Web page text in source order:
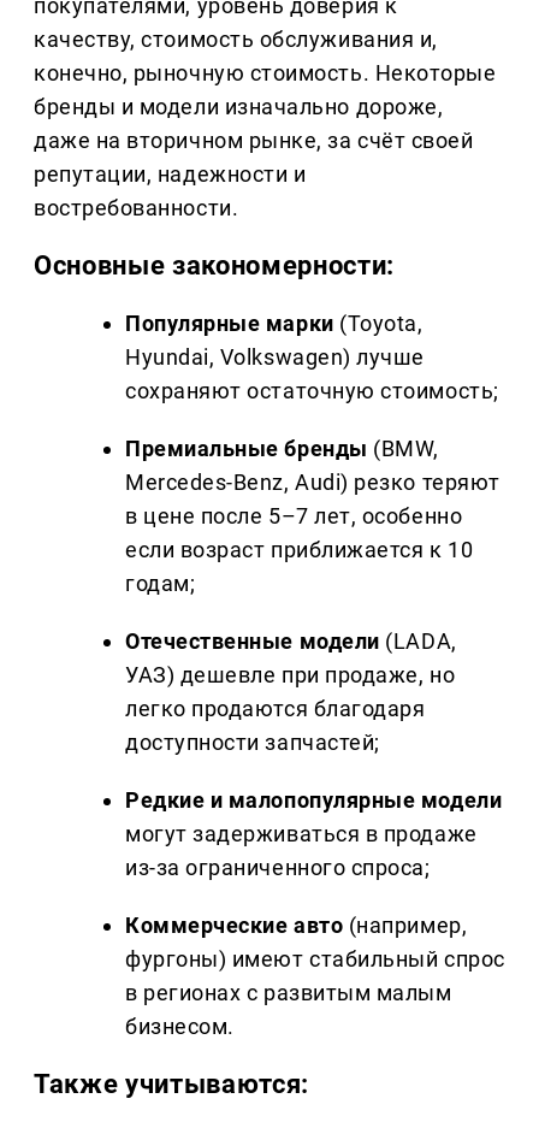
покупателями, уровень доверия к
качеству, стоимость обслуживания и,
конечно, рыночную стоимость. Некоторые
бренды и модели изначально дороже,
даже на вторичном рынке, за счёт своей
репутации, надежности и
востребованности.
Основные закономерности:
Популярные марки (Toyota,
Hyundai, Volkswagen) лучше
сохраняют остаточную стоимость;
Премиальные бренды (BMW,
Mercedes-Benz, Audi) резко теряют
в цене после 5–7 лет, особенно
если возраст приближается к 10
годам;
Отечественные модели (LADA,
УАЗ) дешевле при продаже, но
легко продаются благодаря
доступности запчастей;
Редкие и малопопулярные модели
могут задерживаться в продаже
из-за ограниченного спроса;
Коммерческие авто (например,
фургоны) имеют стабильный спрос
в регионах с развитым малым
бизнесом.
Также учитываются: